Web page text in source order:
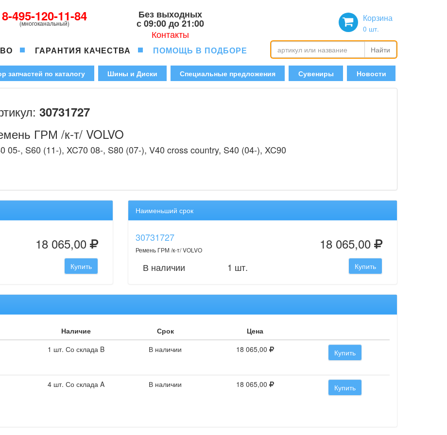
8-495-120-11-84
(многоканальный)
Без выходных
с 09:00 до 21:00
Контакты
Корзина
0 шт.
ГАРАНТИЯ КАЧЕСТВА ПОМОЩЬ В ПОДБОРЕ Найти
запчастей по каталогу Шины и Диски Специальные предложения Сувениры Новости
30731727
ГРМ /к-т/ VOLVO
05-, S60 (11-), XC70 08-, S80 (07-), V40 cross country, S40 (04-), XC90
18 065,00
Купить
Наименьший срок
30731727
Ремень ГРМ /к-т/ VOLVO 18 065,00
В наличии 1 шт. Купить
Наличие Срок
Цена
1 шт. Со склада B В наличии 18 065,00 Купить
4 шт. Со склада A В наличии 18 065,00 Купить